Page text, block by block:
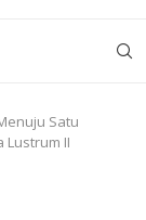
Satu
Lustrum II